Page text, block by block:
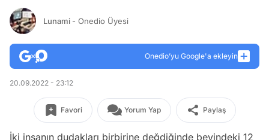
Lunami - Onedio Üyesi
Onedio’yu Google'a ekleyin
20.09.2022 - 23:12
Favori Yorum Yap Paylaş
İki insanın dudakları birbirine değdiğinde beyindeki 12